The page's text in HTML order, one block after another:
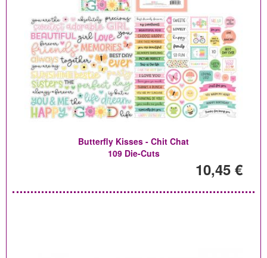
Butterfly Kisses - Chit Chat
109 Die-Cuts
10,45 €